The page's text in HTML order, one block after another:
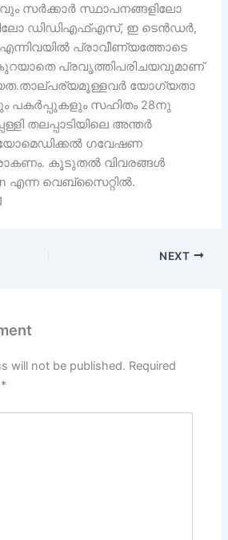
സർക്കാർ സ്ഥാപനങ്ങളിലോ
ഡിഡിഎഫ്എസ്, ഇ ടെൻഡർ,
പ്രാവീണ്യത്തോടെ
പ്രവൃത്തിപരിചയവുമാണ്
യോഗ്യതാ
പകർപ്പുകളും സഹിതം 28നു
തലപ്പാടിയിലെ അന്തർ
ഗവേഷണ
കൂടുതൽ വിവരങ്ങൾ
എന്ന വെബ്‌സൈറ്റിൽ.
NEXT
will not be published. Required
*